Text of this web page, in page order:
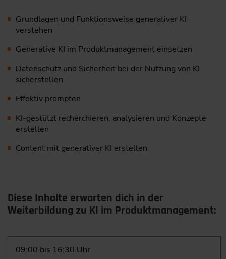
Grundlagen und Funktionsweise generativer KI
verstehen
Generative KI im Produktmanagement einsetzen
Datenschutz und Sicherheit bei der Nutzung von KI
sicherstellen
Effektiv prompten
KI-gestützt recherchieren, analysieren und Konzepte
erstellen
Content mit generativer KI erstellen
Diese Inhalte erwarten dich in der
Weiterbildung zu KI im Produktmanagement:
09:00 bis 16:30 Uhr